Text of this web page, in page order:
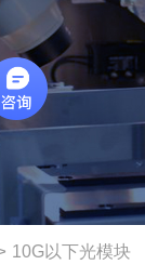
10G以下光模块